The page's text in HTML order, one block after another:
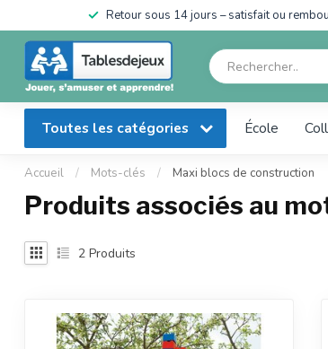
Retour sous 14 jours – satisfait ou
Toutes les catégories École
Accueil / Mots-clés / Maxi blocs de construction
Produits associés au
2 Produits